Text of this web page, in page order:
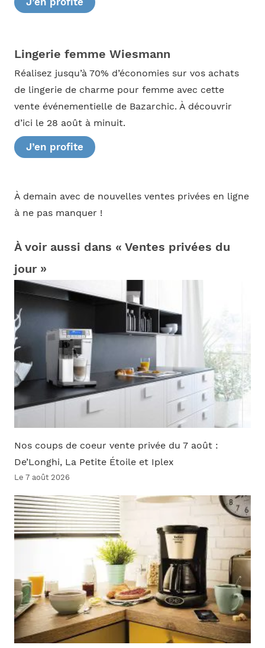
Lingerie femme Wiesmann
Réalisez jusqu’à 70% d’économies sur vos achats
de lingerie de charme pour femme avec cette
vente événementielle de Bazarchic. À découvrir
d’ici le 28 août à minuit.
J’en profite
À demain avec de nouvelles ventes privées en ligne
à ne pas manquer !
À voir aussi dans « Ventes privées du
jour »
Nos coups de coeur vente privée du 7 août :
De’Longhi, La Petite Étoile et Iplex
Le 7 août 2026